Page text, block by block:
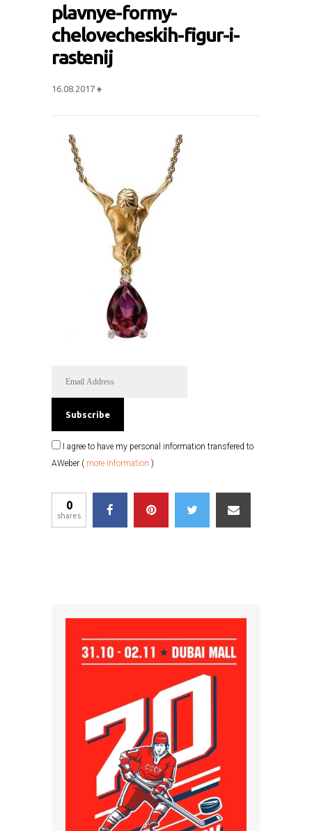
plavnye-formy-
chelovecheskih-figur-i-
rastenij
16.08.2017 ♠
I agree to have my personal information transfered to
AWeber ( more information )
0
shares